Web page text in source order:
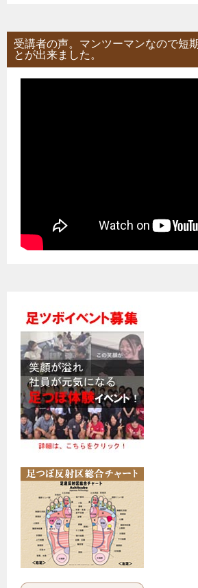
受講者の声。マンツーマンなので短
とが出来ました。